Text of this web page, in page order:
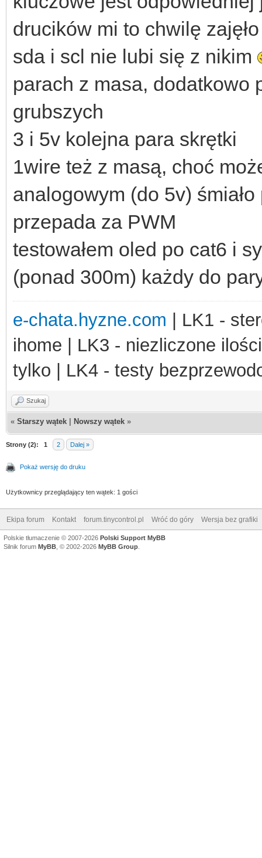
drucików mi to chwilę zajęło
sda i scl nie lubi się z nikim
parach z masa, dodatkowo
grubszych
3 i 5v kolejna para skrętki
1wire też z masą, choć
analogowym (do 5v)
przepada za PWM
testowałem oled po cat6 i
(ponad 300m) każdy do
e-chata.hyzne.com | LK1 -
ihome | LK3 - niezliczone
tylko | LK4 - testy
Szukaj
« Starszy wątek Nowszy wątek »
Strony (2): 1 2 Dalej »
Pokaż wersję do druku
Użytkownicy przeglądający ten wątek: 1 gości
Ekipa forum Kontakt forum.tinycontrol.pl Wróć do góry Wersja bez grafiki
Polskie tłumaczenie © 2007-2026 Polski Support MyBB
Silnik forum MyBB , © 2002-2026 MyBB Group